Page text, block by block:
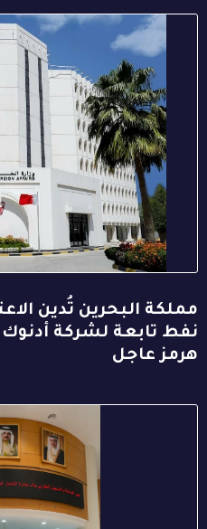
مملكة البحرين تُدين
نفط تابعة لشركة أدنوك
هرمز عاجل